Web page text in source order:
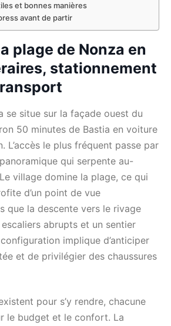
et bonnes manières
avant de partir
plage de Nonza en
stationnement
se situe sur la façade ouest du
50 minutes de Bastia en voiture
L’accès le plus fréquent passe par
qui serpente au-
village domine la plage, ce qui
d’un point de vue
que la descente vers le rivage
escaliers abrupts et un sentier
implique d’anticiper
et de privilégier des chaussures
pour s’y rendre, chacune
le budget et le confort. La